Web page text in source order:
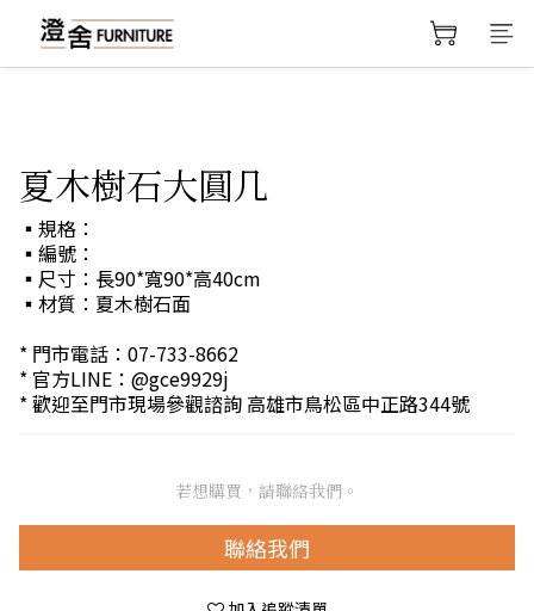
夏木樹石大圓几
▪規格：
▪編號：
▪尺寸：長90*寬90*高40cm
▪材質：夏木樹石面
* 門市電話：07-733-8662
* 官方LINE：@gce9929j
* 歡迎至門市現場參觀諮詢 高雄市鳥松區中正路344號
若想購買，請聯絡我們。
聯絡我們